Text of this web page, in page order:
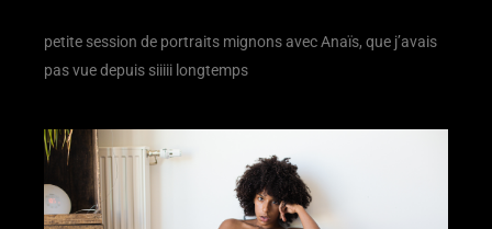
petite session de portraits mignons avec Anaïs, que j’avais
pas vue depuis siiiii longtemps